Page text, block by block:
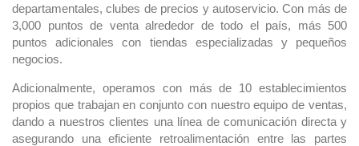
departamentales, clubes de precios y autoservicio. Con más de
3,000 puntos de venta alrededor de todo el país, más 500
puntos adicionales con tiendas especializadas y pequeños
negocios.
Adicionalmente, operamos con más de 10 establecimientos
propios que trabajan en conjunto con nuestro equipo de ventas,
dando a nuestros clientes una línea de comunicación directa y
asegurando una eficiente retroalimentación entre las partes